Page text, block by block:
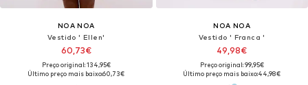
NOA NOA
Vestido ' Ellen'
60,73€
Preço original: 134,95€
Último preço mais baixo:60,73€
NOA NOA
Vestido ' Franca '
49,98€
Preço original: 99,95€
Último preço mais baixo:44,98€